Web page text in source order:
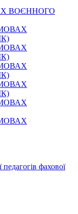
ВОЄННОГО
фахової